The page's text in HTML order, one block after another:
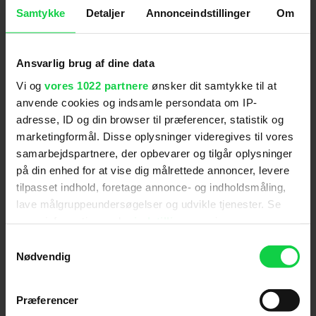
Samtykke Detaljer Annonceindstillinger Om
Ansvarlig brug af dine data
Vi og vores 1022 partnere ønsker dit samtykke til at
anvende cookies og indsamle persondata om IP-
adresse, ID og din browser til præferencer, statistik og
marketingformål. Disse oplysninger videregives til vores
samarbejdspartnere, der opbevarer og tilgår oplysninger
på din enhed for at vise dig målrettede annoncer, levere
tilpasset indhold, foretage annonce- og indholdsmåling,
lave målgruppeundersøgelser og udvikle tjenester. Se
tilbage eller ændre indstillinger fra vores
"Cookiedeklaration", eller ved at trykke på "Privacy
Nødvendig
Præferencer
filmens kunstneriske ambitioner. Direktør René
Sørensen udtaler:
- Vi er utroligt stolte og glade for, at vi kan hjælpe
med at bringe denne fantastiske historie om en af
Danmarks største sportsikoner ud til alle landets
biografer.
Samarbejdet mellem Brightside Pictures og
Mis.Label beskrives som tæt, modigt og kreativt
frisættende.
Med 'Kessler' tager Brightside Pictures et
ambitiøst skridt ind i spillefilmsverdenen.
Marcuz Jess Pedersen understreger selskabets
mål om at skabe en film, der både rører Danmark
Filmen fortsætter med at vokse i både format,